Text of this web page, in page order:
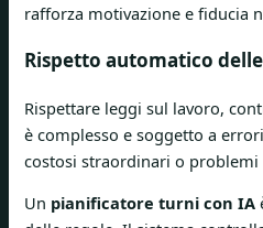
rafforza motivazione e fiducia
Rispetto automatico
Rispettare leggi sul lavoro,
è complesso e soggetto a
costosi straordinari o problemi
Un pianificatore turni con IA